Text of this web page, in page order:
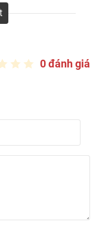
gỗ chuyên
thị trường
giá
Nam
0 đánh giá